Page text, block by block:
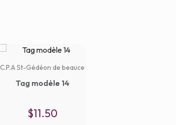
C.P.A St-Gédéon de beauce
Tag modèle 14
$11.50